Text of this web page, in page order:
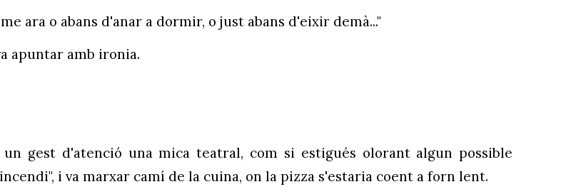
ara o abans d'anar a dormir, o just abans d'eixir demà..."
apuntar amb ironia.
un gest d'atenció una mica teatral, com si estigués olorant algun possible
i va marxar camí de la cuina, on la pizza s'estaria coent a forn lent.